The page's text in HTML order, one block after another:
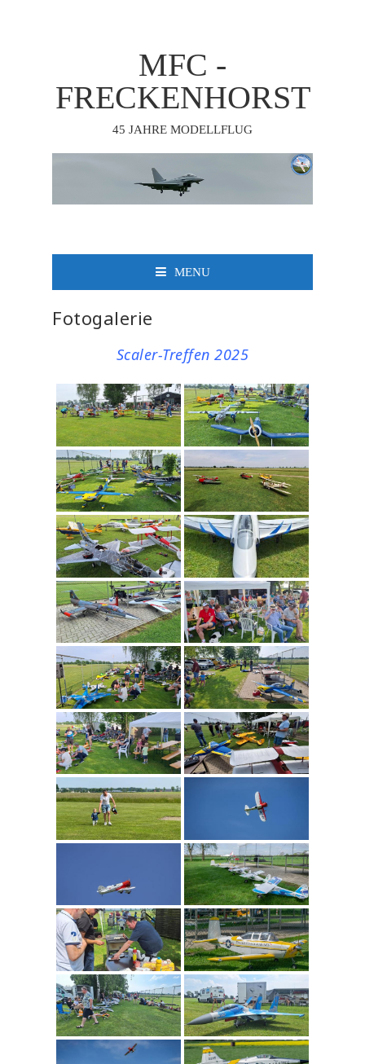
MFC -
FRECKENHORST
45 JAHRE MODELLFLUG
MENU
Fotogalerie
Scaler-Treffen 2025